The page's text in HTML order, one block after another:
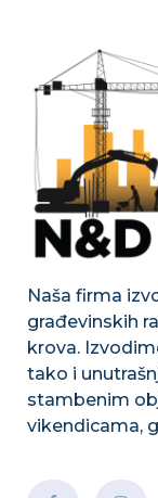
Naša firma
građevinskih
krova.
tako i
stambenim
vikendicama,